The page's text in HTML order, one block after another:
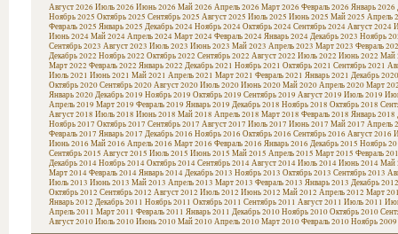
Август 2026 Июль 2026 Июнь 2026 Май 2026 Апрель 2026 Март 2026 Февраль 2026 Январь 2026
Ноябрь 2025 Октябрь 2025 Сентябрь 2025 Август 2025 Июль 2025 Июнь 2025 Май 2025 Апрель
Февраль 2025 Январь 2025 Декабрь 2024Ноябрь 2024Октябрь 2024Сентябрь 2024Август 2024
Июнь 2024Май 2024Апрель 2024Март 2024Февраль 2024Январь 2024Декабрь 2023 Ноябрь
Сентябрь 2023 Август 2023 Июль 2023 Июнь 2023 Май 2023 Апрель 2023 Март 2023 Февраль
Декабрь 2022 Ноябрь 2022 Октябрь 2022 Сентябрь 2022 Август 2022 Июль 2022 Июнь 2022 Май
Март 2022 Февраль 2022 Январь 2022 Декабрь 2021 Ноябрь 2021 Октябрь 2021 Сентябрь 2021
Июль 2021 Июнь 2021 Май 2021 Апрель 2021 Март 2021 Февраль 2021 Январь 2021 Декабрь 2020
Октябрь 2020Сентябрь 2020Август 2020Июль 2020Июнь 2020Май 2020Апрель 2020Март
Январь 2020Декабрь 2019 Ноябрь 2019 Октябрь 2019 Сентябрь 2019 Август 2019 Июль 2019
Апрель 2019 Март 2019 Февраль 2019 Январь 2019 Декабрь 2018 Ноябрь 2018 Октябрь 2018
Август 2018 Июль 2018 Июнь 2018 Май 2018 Апрель 2018 Март 2018 Февраль 2018 Январь 2018
Ноябрь 2017 Октябрь 2017 Сентябрь 2017 Август 2017 Июль 2017 Июнь 2017 Май 2017 Апрель
Февраль 2017 Январь 2017 Декабрь 2016 Ноябрь 2016 Октябрь 2016 Сентябрь 2016 Август 2016
Июнь 2016 Май 2016 Апрель 2016 Март 2016 Февраль 2016 Январь 2016 Декабрь 2015 Ноябрь
Сентябрь 2015 Август 2015 Июль 2015 Июнь 2015 Май 2015 Апрель 2015 Март 2015 Февраль
Декабрь 2014Ноябрь 2014Октябрь 2014Сентябрь 2014Август 2014Июль 2014Июнь 2014Май
Март 2014Февраль 2014Январь 2014Декабрь 2013 Ноябрь 2013 Октябрь 2013 Сентябрь 2013
Июль 2013 Июнь 2013 Май 2013 Апрель 2013 Март 2013 Февраль 2013 Январь 2013 Декабрь 2012
Октябрь 2012 Сентябрь 2012 Август 2012 Июль 2012 Июнь 2012 Май 2012 Апрель 2012 Март
Январь 2012 Декабрь 2011 Ноябрь 2011 Октябрь 2011 Сентябрь 2011 Август 2011 Июль 2011
Апрель 2011 Март 2011 Февраль 2011 Январь 2011 Декабрь 2010Ноябрь 2010Октябрь 2010
Август 2010Июль 2010Июнь 2010Май 2010Апрель 2010Март 2010Февраль 2010Ноябрь 2009